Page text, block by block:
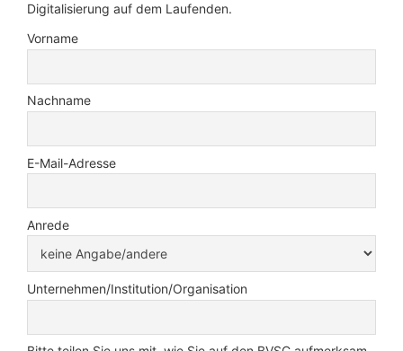
Digitalisierung auf dem Laufenden.
Vorname
Nachname
E-Mail-Adresse
Anrede
Unternehmen/Institution/Organisation